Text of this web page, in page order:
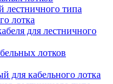
лестничного типа
лотка
для лестничного
лотков
для кабельного лотка